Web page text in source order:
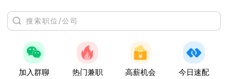
加入群聊 热门兼职 高薪机会 今日速配